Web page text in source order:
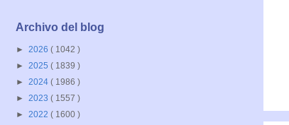
Archivo del blog
► 2026 ( 1042 )
► 2025 ( 1839 )
► 2024 ( 1986 )
► 2023 ( 1557 )
► 2022 ( 1600 )